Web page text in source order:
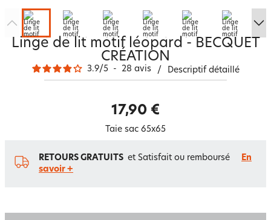
Linge de lit motif léopard - BECQUET
CRÉATION
3.9/5 - 28 avis / Descriptif détaillé
17,90 €
Taie sac 65x65
RETOURS GRATUITS et Satisfait ou remboursé
En
savoir +